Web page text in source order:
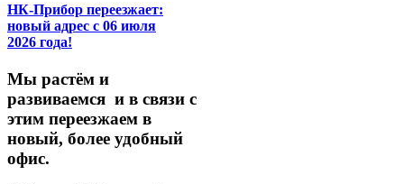
НК-Прибор переезжает:
новый адрес с 06 июля
2026 года!
Мы растём и
развиваемся и в связи с
этим переезжаем в
новый, более удобный
офис.